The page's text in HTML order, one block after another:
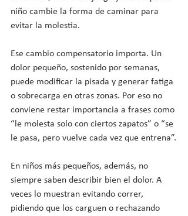
niño cambie la forma de caminar para
evitar la molestia.
Ese cambio compensatorio importa. Un
dolor pequeño, sostenido por semanas,
puede modificar la pisada y generar fatiga
o sobrecarga en otras zonas. Por eso no
conviene restar importancia a frases como
“le molesta solo con ciertos zapatos” o “se
le pasa, pero vuelve cada vez que entrena”.
En niños más pequeños, además, no
siempre saben describir bien el dolor. A
veces lo muestran evitando correr,
pidiendo que los carguen o rechazando